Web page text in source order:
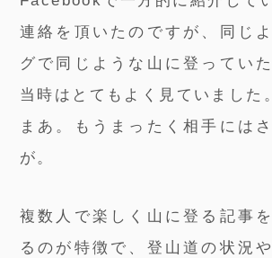
連絡を頂いたのですが、同じ
グで同じような山に登ってい
当時はとてもよく見ていました。
まあ。もうまったく相手には
が。
複数人で楽しく山に登る記事
るのが特徴で、登山道の状況